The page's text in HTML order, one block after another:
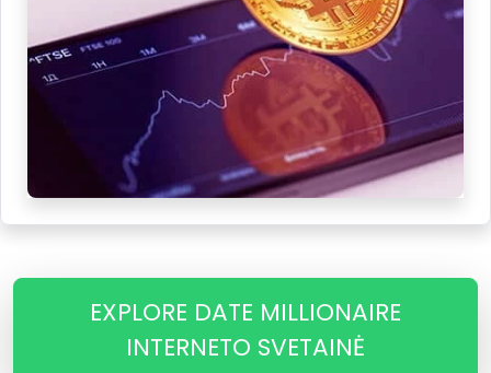
EXPLORE DATE MILLIONAIRE
INTERNETO SVETAINĖ